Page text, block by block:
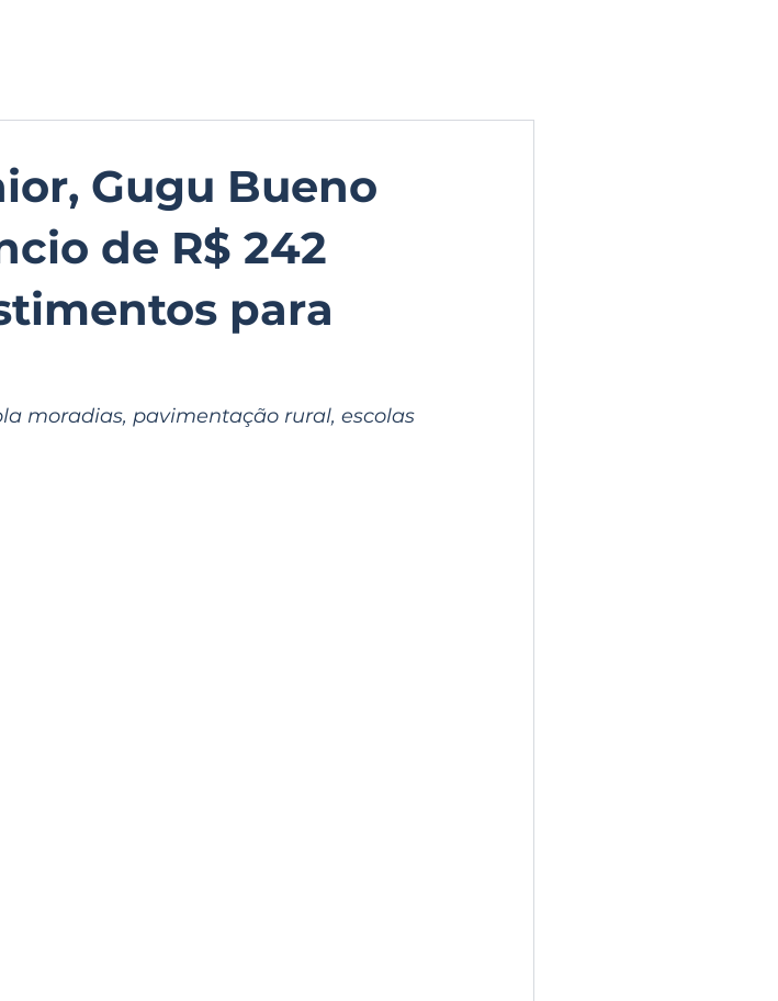
Gugu Bueno
de R$ 242
para
moradias, pavimentação rural, escolas